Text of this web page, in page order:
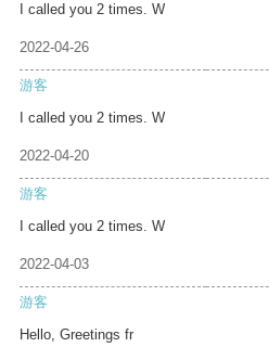
I called you 2 times. W
2022-04-26
游客
I called you 2 times. W
2022-04-20
游客
I called you 2 times. W
2022-04-03
游客
Hello, Greetings fr